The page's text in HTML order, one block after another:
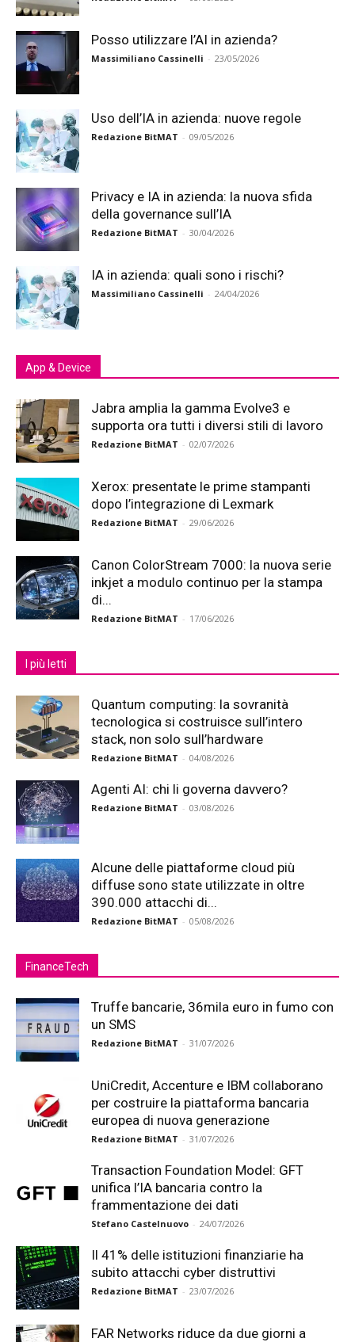
Posso utilizzare l’AI in azienda?
Massimiliano Cassinelli - 23/05/2026
Uso dell’IA in azienda: nuove regole
Redazione BitMAT - 09/05/2026
Privacy e IA in azienda: la nuova sfida
della governance sull’IA
Redazione BitMAT - 30/04/2026
IA in azienda: quali sono i rischi?
Massimiliano Cassinelli - 24/04/2026
App & Device
Jabra amplia la gamma Evolve3 e
supporta ora tutti i diversi stili di lavoro
Redazione BitMAT - 02/07/2026
Xerox: presentate le prime stampanti
dopo l’integrazione di Lexmark
Redazione BitMAT - 29/06/2026
Canon ColorStream 7000: la nuova serie
inkjet a modulo continuo per la stampa
di...
Redazione BitMAT - 17/06/2026
I più letti
Quantum computing: la sovranità
tecnologica si costruisce sull’intero
stack, non solo sull’hardware
Redazione BitMAT - 04/08/2026
Agenti AI: chi li governa davvero?
Redazione BitMAT - 03/08/2026
Alcune delle piattaforme cloud più
diffuse sono state utilizzate in oltre
390.000 attacchi di...
Redazione BitMAT - 05/08/2026
FinanceTech
Truffe bancarie, 36mila euro in fumo con
un SMS
Redazione BitMAT - 31/07/2026
UniCredit, Accenture e IBM collaborano
per costruire la piattaforma bancaria
europea di nuova generazione
Redazione BitMAT - 31/07/2026
Transaction Foundation Model: GFT
unifica l’IA bancaria contro la
frammentazione dei dati
Stefano Castelnuovo - 24/07/2026
Il 41% delle istituzioni finanziarie ha
subito attacchi cyber distruttivi
Redazione BitMAT - 23/07/2026
FAR Networks riduce da due giorni a